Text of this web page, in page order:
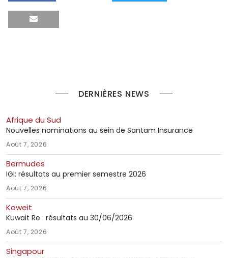
DERNIÈRES NEWS
Afrique du Sud
Nouvelles nominations au sein de Santam Insurance
Août 7, 2026
Bermudes
IGI: résultats au premier semestre 2026
Août 7, 2026
Koweit
Kuwait Re : résultats au 30/06/2026
Août 7, 2026
Singapour